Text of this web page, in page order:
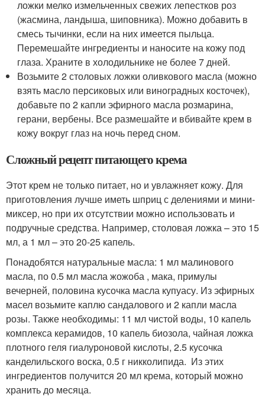
ложки мелко измельченных свежих лепестков роз
(жасмина, ландыша, шиповника). Можно добавить в
смесь тычинки, если на них имеется пыльца.
Перемешайте ингредиенты и наносите на кожу под
глаза. Храните в холодильнике не более 7 дней.
Возьмите 2 столовых ложки оливкового масла (можно
взять масло персиковых или виноградных косточек),
добавьте по 2 капли эфирного масла розмарина,
герани, вербены. Все размешайте и вбивайте крем в
кожу вокруг глаз на ночь перед сном.
Сложный рецепт питающего крема
Этот крем не только питает, но и увлажняет кожу. Для
приготовления лучше иметь шприц с делениями и мини-
миксер, но при их отсутствии можно использовать и
подручные средства. Например, столовая ложка – это 15
мл, а 1 мл – это 20-25 капель.
Понадобятся натуральные масла: 1 мл малинового
масла, по 0.5 мл масла жожоба , мака, примулы
вечерней, половина кусочка масла купуасу. Из эфирных
масел возьмите каплю сандалового и 2 капли масла
розы. Также необходимы: 11 мл чистой воды, 10 капель
комплекса керамидов, 10 капель биозола, чайная ложка
плотного геля гиалуроновой кислоты, 2.5 кусочка
канделильского воска, 0.5 г никколипида. Из этих
ингредиентов получится 20 мл крема, который можно
хранить до месяца.